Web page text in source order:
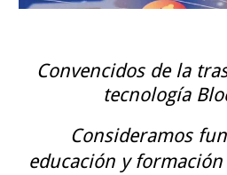
Convencidos de la
tecnología
Consideramos
educación y